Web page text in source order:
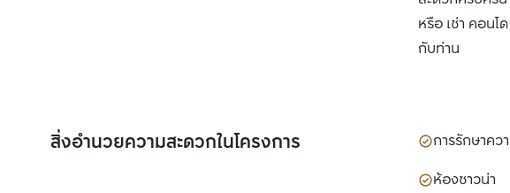
หรือ เช่า คอน
กับท่าน
สิ่งอำนวยความสะดวกในโครงการ การรักษาค
ห้องซาวน่า